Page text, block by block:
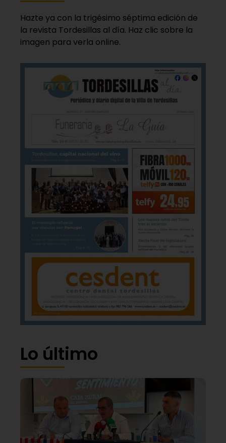
Hazte ya con la trigésimo séptima edición de
la revista Tordesillas al día. Haz clic sobre la
imagen para verla online.
Lo último